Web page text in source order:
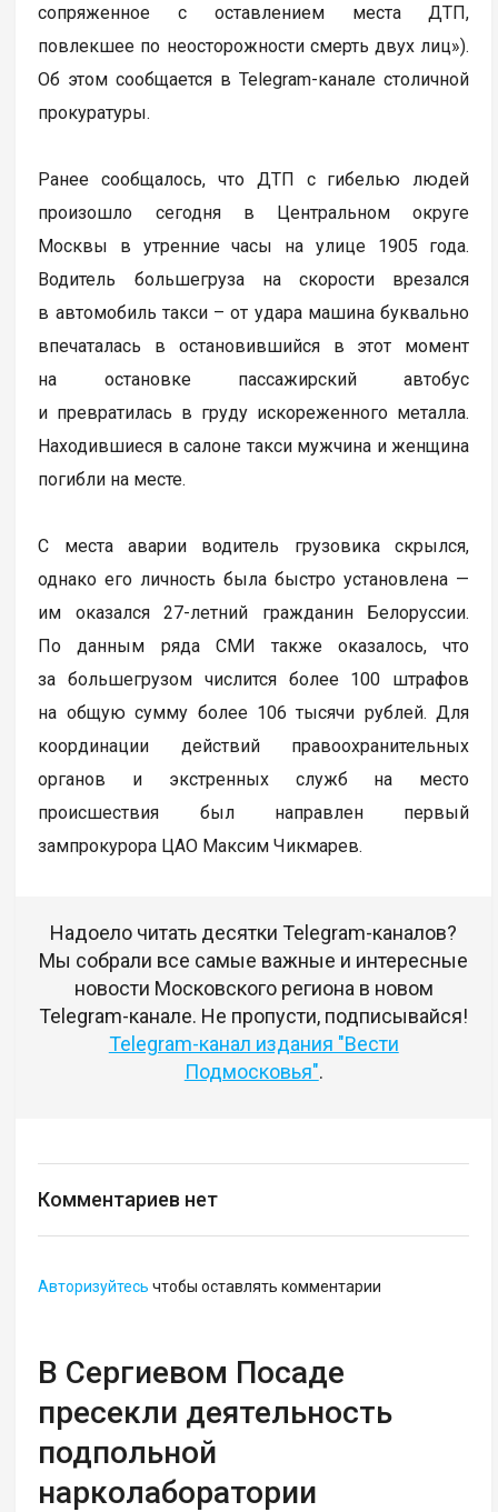
сопряженное с оставлением места ДТП,
повлекшее по неосторожности смерть двух лиц»).
Об этом сообщается в Telegram-канале столичной
прокуратуры.
Ранее сообщалось, что ДТП с гибелью людей
произошло сегодня в Центральном округе
Москвы в утренние часы на улице 1905 года.
Водитель большегруза на скорости врезался
в автомобиль такси – от удара машина буквально
впечаталась в остановившийся в этот момент
на остановке пассажирский автобус
и превратилась в груду искореженного металла.
Находившиеся в салоне такси мужчина и женщина
погибли на месте.
С места аварии водитель грузовика скрылся,
однако его личность была быстро установлена —
им оказался 27-летний гражданин Белоруссии.
По данным ряда СМИ также оказалось, что
за большегрузом числится более 100 штрафов
на общую сумму более 106 тысячи рублей. Для
координации действий правоохранительных
органов и экстренных служб на место
происшествия был направлен первый
зампрокурора ЦАО Максим Чикмарев.
Надоело читать десятки Telegram-каналов?
Мы собрали все самые важные и интересные
новости Московского региона в новом
Telegram-канале. Не пропусти, подписывайся!
Telegram-канал издания "Вести
Подмосковья".
Комментариев нет
Авторизуйтесь чтобы оставлять комментарии
В Сергиевом Посаде
пресекли деятельность
подпольной
нарколаборатории